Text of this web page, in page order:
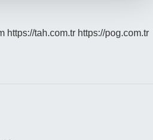
https://tah.com.tr https://pog.com.tr